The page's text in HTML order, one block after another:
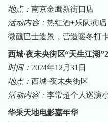
地点： 南京金鹰新街口店
活动内容： 热红酒+乐队演
微醺巴士造景，营造暖冬打卡
西城·夜未央街区“天生江湖
时间： 2024年12月31日
地点： 西城·夜未央街区
活动内容： 李常超个人巡演
华采天地电影嘉年华